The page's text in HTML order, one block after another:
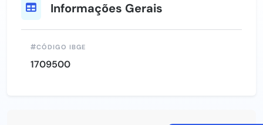
Informações Gerais
CÓDIGO IBGE
1709500